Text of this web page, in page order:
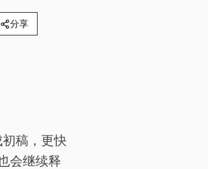
分享
稿，更快
会继续释